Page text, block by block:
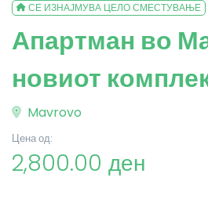
СЕ ИЗНАЈМУВА ЦЕЛО СМЕСТУВАЊЕ
Апартман во
новиот
Mavrovo
Цена од:
2,800.00 ден